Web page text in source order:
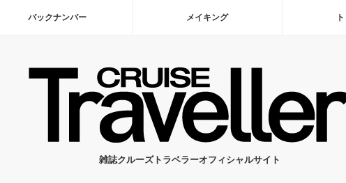
バックナンバー メイキング
雑誌クルーズトラベラーオフィシャルサイト